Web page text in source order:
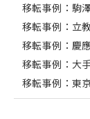
移転事例：駒
移転事例：立
移転事例：慶
移転事例：大
移転事例：東